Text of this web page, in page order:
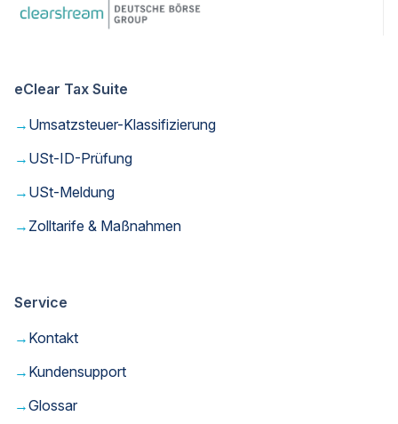
eClear Tax Suite
→ Umsatzsteuer-Klassifizierung
→ USt-ID-Prüfung
→ USt-Meldung
→ Zolltarife & Maßnahmen
Service
→ Kontakt
→ Kundensupport
→Glossar